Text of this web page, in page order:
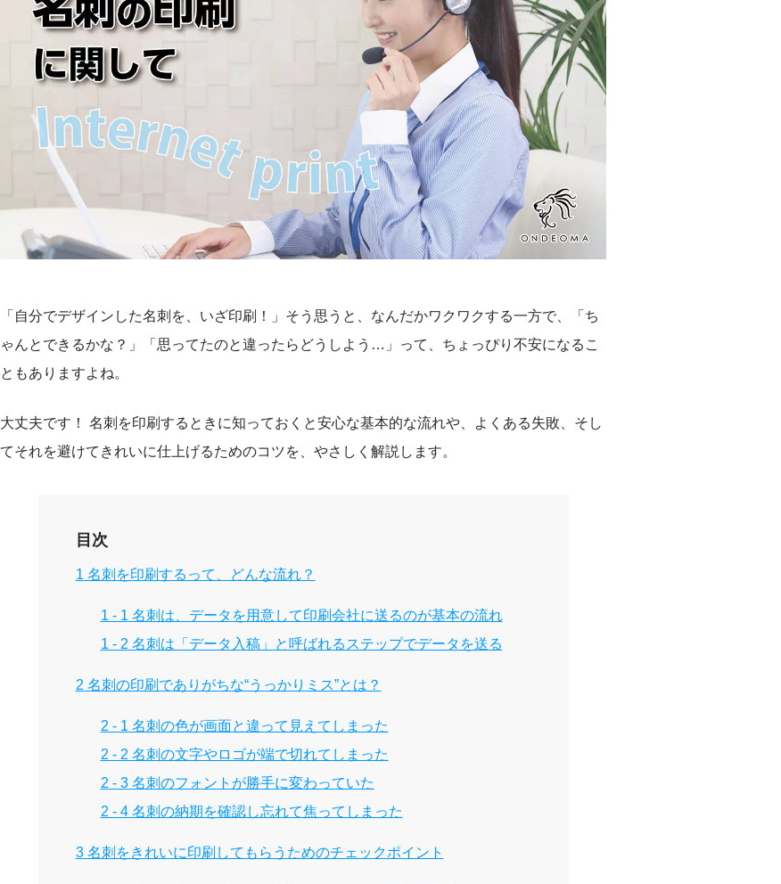
「自分でデザインした名刺を、いざ印刷！」そう思うと、なんだかワクワクする一方で、「ち
ゃんとできるかな？」「思ってたのと違ったらどうしよう…」って、ちょっぴり不安になるこ
ともありますよね。
大丈夫です！ 名刺を印刷するときに知っておくと安心な基本的な流れや、よくある失敗、そし
てそれを避けてきれいに仕上げるためのコツを、やさしく解説します。
目次
1 名刺を印刷するって、どんな流れ？
1 - 1 名刺は、データを用意して印刷会社に送るのが基本の流れ
1 - 2 名刺は「データ入稿」と呼ばれるステップでデータを送る
2 名刺の印刷でありがちな“うっかりミス”とは？
2 - 1 名刺の色が画面と違って見えてしまった
2 - 2 名刺の文字やロゴが端で切れてしまった
2 - 3名刺のフォントが勝手に変わっていた
2 - 4名刺の納期を確認し忘れて焦ってしまった
3名刺をきれいに印刷してもらうためのチェックポイント